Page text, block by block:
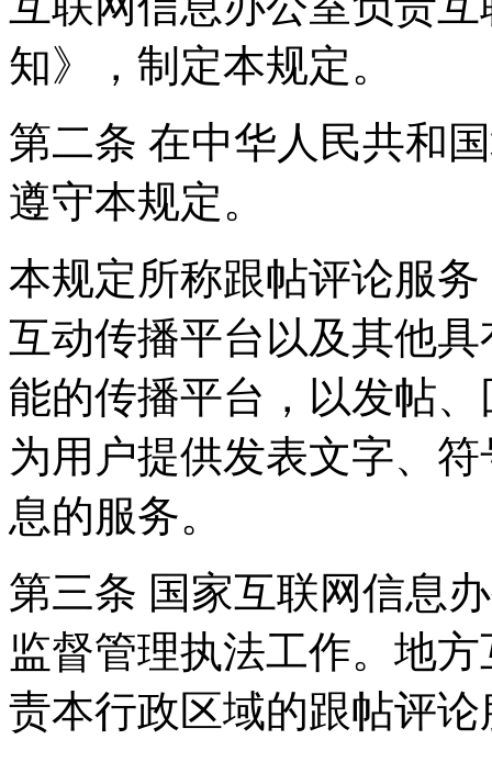
知》，制定本规定。
第二条 在中华人民共和
遵守本规定。
本规定所称跟帖评论服
互动传播平台以及其他
能的传播平台，以发帖
为用户提供发表文字、
息的服务。
第三条 国家互联网信息
监督管理执法工作。地
责本行政区域的跟帖评